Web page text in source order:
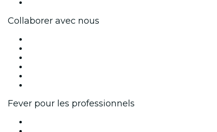
Collaborer avec nous
Fever pour les professionnels